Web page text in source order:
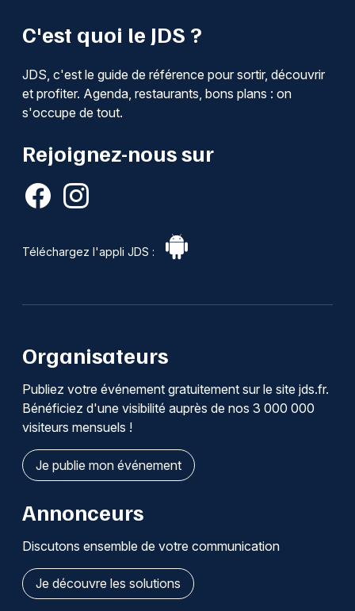
C'est quoi le JDS ?
JDS, c'est le guide de référence pour sortir, découvrir
et profiter. Agenda, restaurants, bons plans : on
s'occupe de tout.
Rejoignez-nous sur
Téléchargez l'appli JDS :
Organisateurs
Publiez votre événement gratuitement sur le site jds.fr.
Bénéficiez d'une visibilité auprès de nos 3 000 000
visiteurs mensuels !
Je publie mon événement
Annonceurs
Discutons ensemble de votre communication
Je découvre les solutions